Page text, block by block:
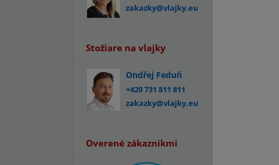
zakazky@vlajky.eu
Stožiare na vlajky
Ondřej Feduň
+420 731 811 811
zakazky@vlajky.eu
Overené zákazníkmi